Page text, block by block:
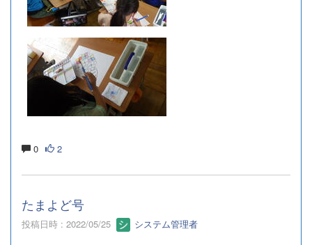
0 2
たまよど号
投稿日時 : 2022/05/25 システム管理者